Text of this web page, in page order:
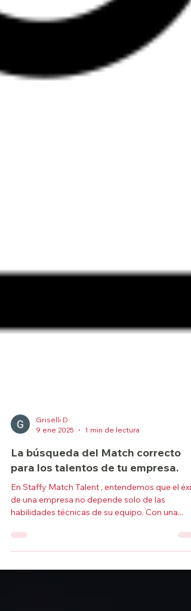
Griselli D
9 ene 2025
1 min de lectura
La búsqueda del Match correcto
para los talentos de tu empresa.
En Staffy Match Talent , entendemos que el éxito
habilidades técnicas de su equipo. Con una...